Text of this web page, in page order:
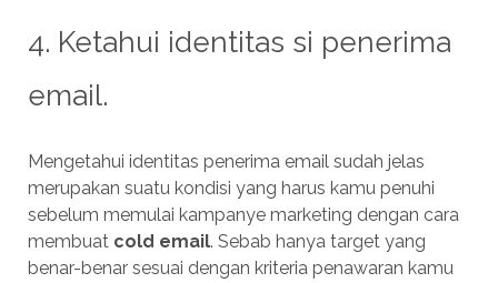
4. Ketahui identitas si penerima
email.
Mengetahui identitas penerima email sudah jelas
merupakan suatu kondisi yang harus kamu penuhi
sebelum memulai kampanye marketing dengan cara
membuat cold email. Sebab hanya target yang
benar-benar sesuai dengan kriteria penawaran kamu